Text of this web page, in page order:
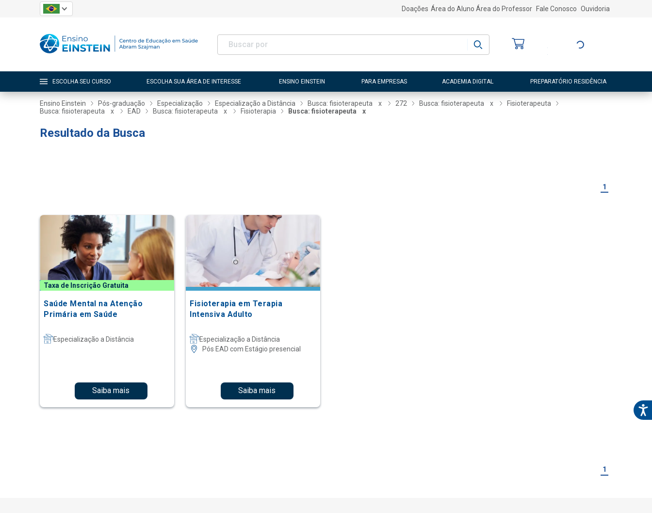
Doações Área do Aluno Área do Professor Fale Conosco Ouvidoria
Entre ou Cadastre-
ESCOLHA SEU CURSO ESCOLHA SUA ÁREA DE INTERESSE ENSINO EINSTEIN PARA EMPRESAS ACADEMIA DIGITAL PREPARATÓRIO RESIDÊNCIA
Ensino Einstein Pós-graduação Especialização Especialização a Distância Busca: fisioterapeuta x 272 Busca: fisioterapeuta x
Fisioterapeuta
Busca: fisioterapeuta
x EAD Busca: fisioterapeuta x Fisioterapia Busca: fisioterapeuta x
Resultado da Busca
1
Taxa de Inscrição Gratuita
Saúde Mental na Atenção
Primária em Saúde
Especialização a Distância
Saiba mais
Fisioterapia em Terapia
Intensiva Adulto
Especialização a Distância
Pós EAD com Estágio presencial
Saiba mais
1